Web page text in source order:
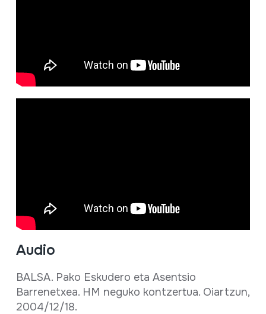
Audio
BALSA. Pako Eskudero eta Asentsio
Barrenetxea. HM neguko kontzertua. Oiartzun,
2004/12/18.